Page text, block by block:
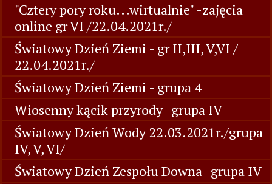
"Cztery pory roku...wirtualnie" -zajęcia
online gr VI /22.04.2021r./
Światowy Dzień Ziemi - gr II,III, V,VI /
22.04.2021r./
Światowy Dzień Ziemi - grupa 4
Wiosenny kącik przyrody -grupa IV
Światowy Dzień Wody 22.03.2021r./grupa
IV, V, VI/
Światowy Dzień Zespołu Downa- grupa IV